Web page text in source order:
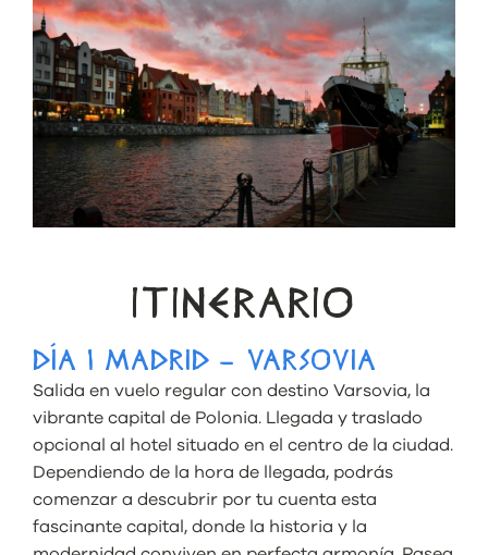
ITINERARIO
DÍA 1 MADRID – VARSOVIA
Salida en vuelo regular con destino Varsovia, la
vibrante capital de Polonia. Llegada y traslado
opcional al hotel situado en el centro de la ciudad.
Dependiendo de la hora de llegada, podrás
comenzar a descubrir por tu cuenta esta
fascinante capital, donde la historia y la